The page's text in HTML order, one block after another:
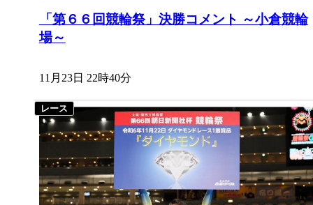
「第６６回競輪祭」決勝コメント ～小倉競輪
場～
11月23日 22時40分